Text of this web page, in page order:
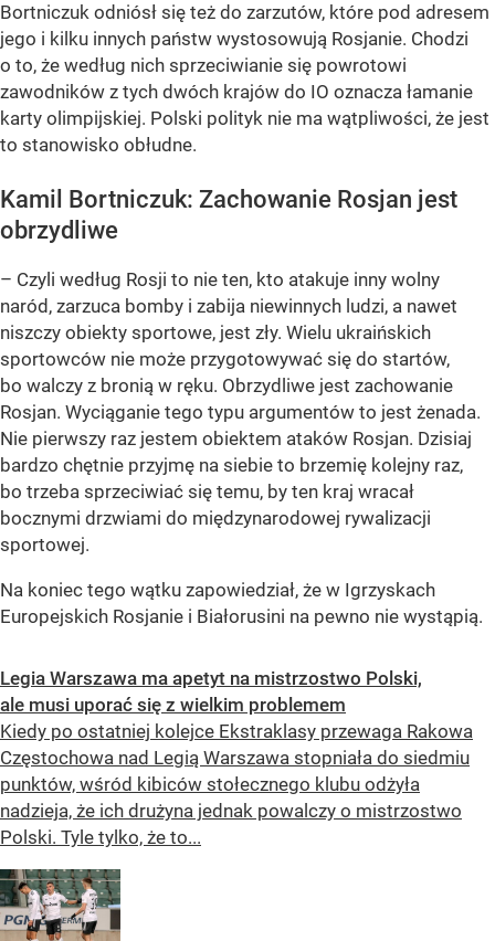
Bortniczuk odniósł się też do zarzutów, które pod adresem
jego i kilku innych państw wystosowują Rosjanie. Chodzi
o to, że według nich sprzeciwianie się powrotowi
zawodników z tych dwóch krajów do IO oznacza łamanie
karty olimpijskiej. Polski polityk nie ma wątpliwości, że jest
to stanowisko obłudne.
Kamil Bortniczuk: Zachowanie Rosjan jest
obrzydliwe
– Czyli według Rosji to nie ten, kto atakuje inny wolny
naród, zarzuca bomby i zabija niewinnych ludzi, a nawet
niszczy obiekty sportowe, jest zły. Wielu ukraińskich
sportowców nie może przygotowywać się do startów,
bo walczy z bronią w ręku. Obrzydliwe jest zachowanie
Rosjan. Wyciąganie tego typu argumentów to jest żenada.
Nie pierwszy raz jestem obiektem ataków Rosjan. Dzisiaj
bardzo chętnie przyjmę na siebie to brzemię kolejny raz,
bo trzeba sprzeciwiać się temu, by ten kraj wracał
bocznymi drzwiami do międzynarodowej rywalizacji
sportowej.
Na koniec tego wątku zapowiedział, że w Igrzyskach
Europejskich Rosjanie i Białorusini na pewno nie wystąpią.
Legia Warszawa ma apetyt na mistrzostwo Polski,
ale musi uporać się z wielkim problemem
Kiedy po ostatniej kolejce Ekstraklasy przewaga Rakowa
Częstochowa nad Legią Warszawa stopniała do siedmiu
punktów, wśród kibiców stołecznego klubu odżyła
nadzieja, że ich drużyna jednak powalczy o mistrzostwo
Polski. Tyle tylko, że to...